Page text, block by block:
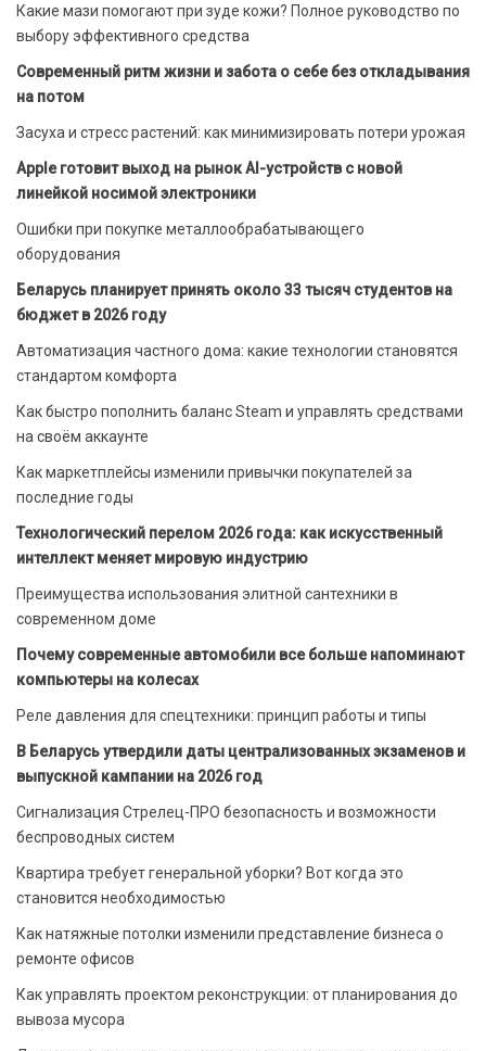
Какие мази помогают при зуде кожи? Полное руководство по
выбору эффективного средства
Современный ритм жизни и забота о себе без откладывания
на потом
Засуха и стресс растений: как минимизировать потери урожая
Apple готовит выход на рынок AI-устройств с новой
линейкой носимой электроники
Ошибки при покупке металлообрабатывающего
оборудования
Беларусь планирует принять около 33 тысяч студентов на
бюджет в 2026 году
Автоматизация частного дома: какие технологии становятся
стандартом комфорта
Как быстро пополнить баланс Steam и управлять средствами
на своём аккаунте
Как маркетплейсы изменили привычки покупателей за
последние годы
Технологический перелом 2026 года: как искусственный
интеллект меняет мировую индустрию
Преимущества использования элитной сантехники в
современном доме
Почему современные автомобили все больше напоминают
компьютеры на колесах
Реле давления для спецтехники: принцип работы и типы
В Беларусь утвердили даты централизованных экзаменов и
выпускной кампании на 2026 год
Сигнализация Стрелец-ПРО безопасность и возможности
беспроводных систем
Квартира требует генеральной уборки? Вот когда это
становится необходимостью
Как натяжные потолки изменили представление бизнеса о
ремонте офисов
Как управлять проектом реконструкции: от планирования до
вывоза мусора